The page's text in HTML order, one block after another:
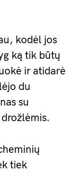
kodėl jos
ką tik būtų
ir atidarė
du
su
tiek